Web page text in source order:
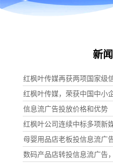
新
红枫叶传媒再获两项国家级
信息流广告投放价格和优势
红枫叶公司连续中标多项新